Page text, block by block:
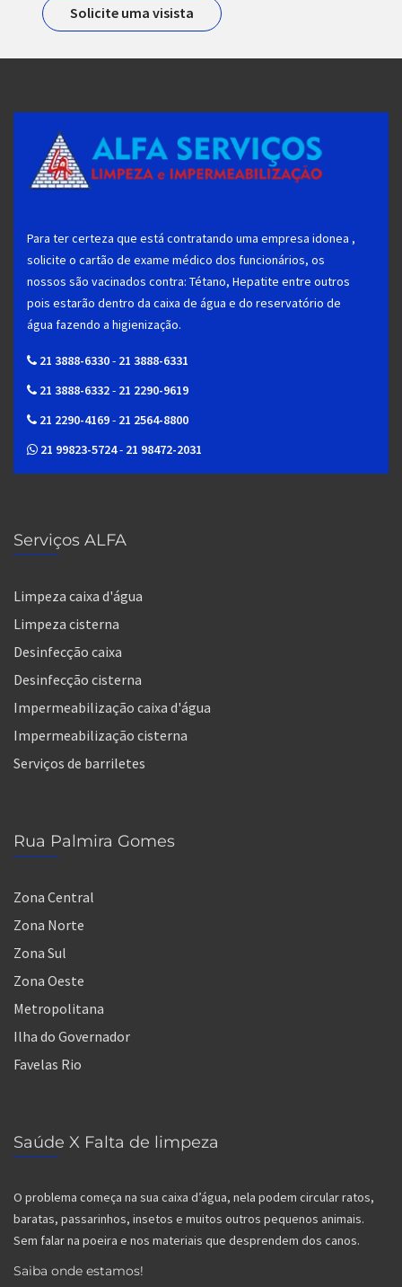
Solicite uma visista
Para ter certeza que está contratando uma empresa idonea ,
solicite o cartão de exame médico dos funcionários, os
nossos são vacinados contra: Tétano, Hepatite entre outros
pois estarão dentro da caixa de água e do reservatório de
água fazendo a higienização.
21 3888-6330- 21 3888-6331
21 3888-6332- 21 2290-9619
21 2290-4169- 21 2564-8800
21 99823-5724- 21 98472-2031
Serviços ALFA
Limpeza caixa d'água
Limpeza cisterna
Desinfecção caixa
Desinfecção cisterna
Impermeabilização caixa d'água
Impermeabilização cisterna
Serviços de barriletes
Rua Palmira Gomes
Zona Central
Zona Norte
Zona Sul
Zona Oeste
Metropolitana
Ilha do Governador
Favelas Rio
Saúde X Falta de limpeza
O problema começa na sua caixa d’água, nela podem circular ratos,
baratas, passarinhos, insetos e muitos outros pequenos animais.
Sem falar na poeira e nos materiais que desprendem dos canos.
Saiba onde estamos!